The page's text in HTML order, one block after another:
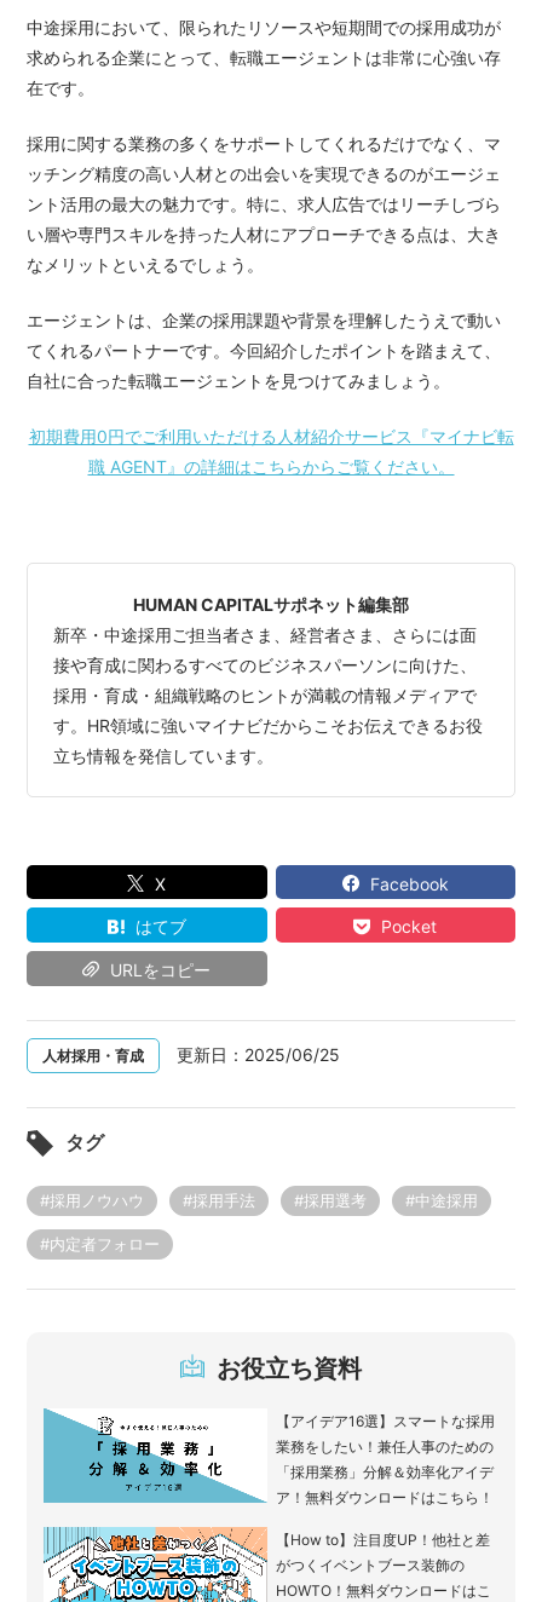
中途採用において、限られたリソースや短期間での採用成功が
求められる企業にとって、転職エージェントは非常に心強い存
在です。
採用に関する業務の多くをサポートしてくれるだけでなく、マ
ッチング精度の高い人材との出会いを実現できるのがエージェ
ント活用の最大の魅力です。特に、求人広告ではリーチしづら
い層や専門スキルを持った人材にアプローチできる点は、大き
なメリットといえるでしょう。
エージェントは、企業の採用課題や背景を理解したうえで動い
てくれるパートナーです。今回紹介したポイントを踏まえて、
自社に合った転職エージェントを見つけてみましょう。
初期費用0円でご利用いただける人材紹介サービス『マイナビ転
職 AGENT』の詳細はこちらからご覧ください。
HUMAN CAPITALサポネット編集部
新卒・中途採用ご担当者さま、経営者さま、さらには面
接や育成に関わるすべてのビジネスパーソンに向けた、
採用・育成・組織戦略のヒントが満載の情報メディアで
す。HR領域に強いマイナビだからこそお伝えできるお役
立ち情報を発信しています。
X Facebook
はてブ Pocket
URLをコピー
人材採用・育成 更新日： 2025/06/25
タグ
#採用ノウハウ #採用手法 #採用選考 #中途採用
#内定者フォロー
お役立ち資料
【アイデア16選】スマートな採用
業務をしたい！兼任人事のための
「採用業務」分解＆効率化アイデ
ア！無料ダウンロードはこちら！
【How to】注目度UP！他社と差
がつくイベントブース装飾の
HOWTO！無料ダウンロードはこ